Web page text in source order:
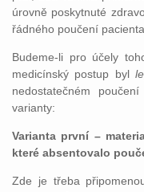
úrovně poskytnuté
řádného poučení pacienta.
Budeme-li pro účely
medicínský postup byl
nedostatečném
varianty:
Varianta první –
které absentovalo
Zde je třeba